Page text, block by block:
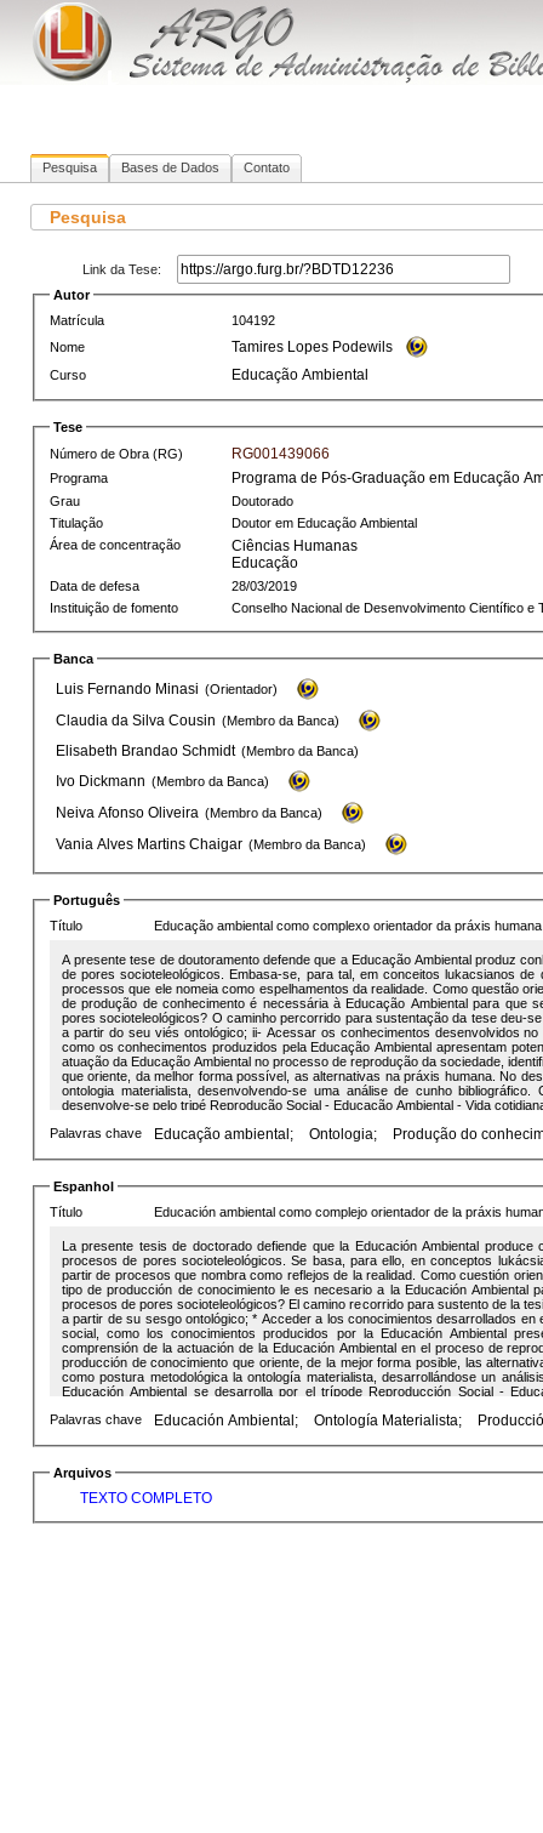
Pesquisa Bases de Dados Contato
Pesquisa
Link da Tese:
Autor
Matrícula
104192
Nome
Tamires Lopes Podewils
Curso Educação Ambiental
Tese
Número de Obra (RG)
RG001439066
Programa Programa de Pós-Graduação em Educação
Grau
Doutorado
Titulação
Doutor em Educação Ambiental
Área de concentração
Ciências Humanas
Educação
Data de defesa
28/03/2019
Instituição de fomento
Conselho Nacional de Desenvolvimento Científico e
Banca
Luis Fernando Minasi (Orientador)
Claudia da Silva Cousin (Membro da Banca)
Elisabeth Brandao Schmidt (Membro da Banca)
Ivo Dickmann (Membro da Banca)
Neiva Afonso Oliveira (Membro da Banca)
Vania Alves Martins Chaigar (Membro da Banca)
Português
Título
Educação ambiental como complexo orientador da práxis
A presente tese de doutoramento defende que a Educação Ambiental produz
de pores socioteleológicos. Embasa-se, para tal, em conceitos lukacsianos
processos que ele nomeia como espelhamentos da realidade. Como questão
de produção de conhecimento é necessária à Educação Ambiental para que
pores socioteleológicos? O caminho percorrido para sustentação da tese deu-
a partir do seu viés ontológico; ii- Acessar os conhecimentos desenvolvidos
como os conhecimentos produzidos pela Educação Ambiental apresentam
atuação da Educação Ambiental no processo de reprodução da sociedade,
que oriente, da melhor forma possível, as alternativas na práxis humana. No
ontologia materialista, desenvolvendo-se uma análise de cunho
desenvolve-se pelo tripé Reprodução Social - Educação Ambiental - Vida
como consequência, melhor orientar alternativas nos pores
que a Educação Ambiental desenvolva conhecimentos que orientem a práxis
cotidiana de qualquer coletividade.
Palavras chave Educação ambiental; Ontologia; Produção do
Espanhol
Título
Educación ambiental como complejo orientador de la práxis
La presente tesis de doctorado defiende que la Educación Ambiental
procesos de pores socioteleológicos. Se basa, para ello, en conceptos
partir de procesos que nombra como reflejos de la realidad. Como cuestión
tipo de producción de conocimiento le es necesario a la Educación
procesos de pores socioteleológicos? El camino recorrido para sustento de la
a partir de su sesgo ontológico; * Acceder a los conocimientos desarrollados
social, como los conocimientos producidos por la Educación Ambiental
comprensión de la actuación de la Educación Ambiental en el proceso de
producción de conocimiento que oriente, de la mejor forma posible, las
como postura metodológica la ontología materialista, desarrollándose un
Educación Ambiental se desarrolla por el trípode Reproducción Social -
reconectarse a la vida cotidiana y, por consiguiente, un mejor orientar de
desarrollarse en paralaje. Es decir, para que la Educación Ambiental
superación de los problemas que atraviesan la vida cotidiana de cualquier
Palavras chave Educación Ambiental; Ontología Materialista;
Arquivos
TEXTO COMPLETO